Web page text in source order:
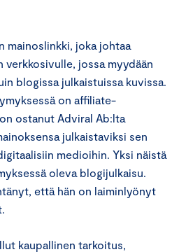
mainoslinkki, joka johtaa
verkkosivulle, jossa myydään
blogissa julkaistuissa kuvissa.
on affiliate-
ostanut Adviral Ab:lta
julkaistaviksi sen
medioihin. Yksi näistä
oleva blogijulkaisu.
että hän on laiminlyönyt
kaupallinen tarkoitus,